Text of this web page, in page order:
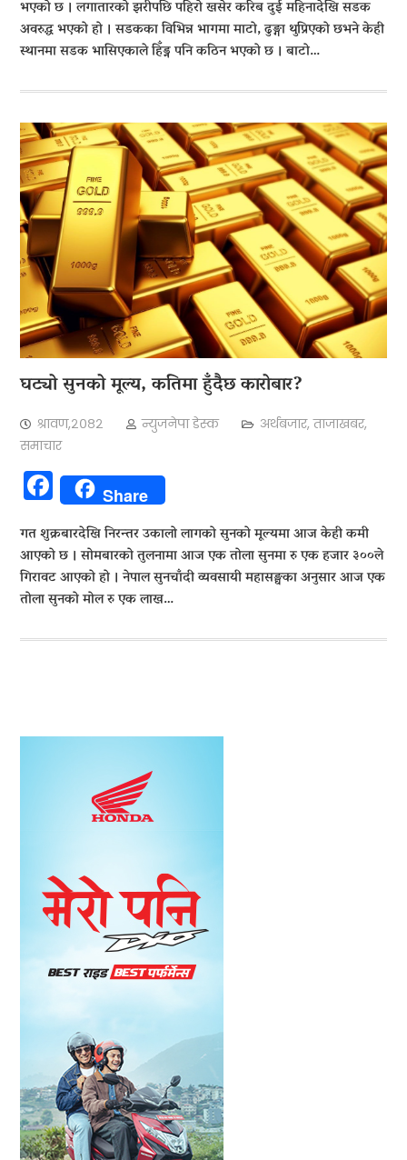
भएको छ । लगातारको झरीपछि पहिरो खसेर करिब दुई महिनादेखि सडक
अवरुद्ध भएको हो । सडकका विभिन्न भागमा माटो, ढुङ्गा थुप्रिएको छभने केही
स्थानमा सडक भासिएकाले हिँड्न पनि कठिन भएको छ । बाटो…
घट्यो सुनको मूल्य, कतिमा हुँदैछ कारोबार?
श्रावण,२०८२ न्युजनेपा डेस्क अर्थबजार,ताजाखबर,
समाचार
Facebook
Share
गत शुक्रबारदेखि निरन्तर उकालो लागको सुनको मूल्यमा आज केही कमी
आएको छ । सोमबारको तुलनामा आज एक तोला सुनमा रु एक हजार ३००ले
गिरावट आएको हो । नेपाल सुनचाँदी व्यवसायी महासङ्घका अनुसार आज एक
तोला सुनको मोल रु एक लाख…